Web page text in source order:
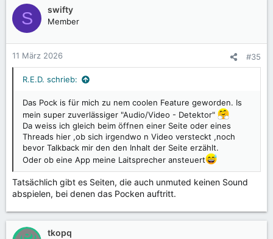
S swifty
Member
11 März 2026 #35
R.E.D. schrieb:
Das Pock is für mich zu nem coolen Feature geworden. Is
mein super zuverlässiger "Audio/Video - Detektor"
Da weiss ich gleich beim öffnen einer Seite oder eines
Threads hier ,ob sich irgendwo n Video versteckt ,noch
bevor Talkback mir den den Inhalt der Seite erzählt.
Oder ob eine App meine Laitsprecher ansteuert
Tatsächlich gibt es Seiten, die auch unmuted keinen Sound
abspielen, bei denen das Pocken auftritt.
tkopq